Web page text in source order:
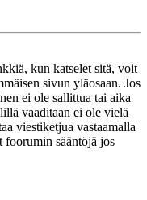
kun katselet sitä, voit
sivun yläosaan. Jos
ei ole sallittua tai aika
vaaditaan ei ole vielä
viestiketjua vastaamalla
foorumin sääntöjä jos